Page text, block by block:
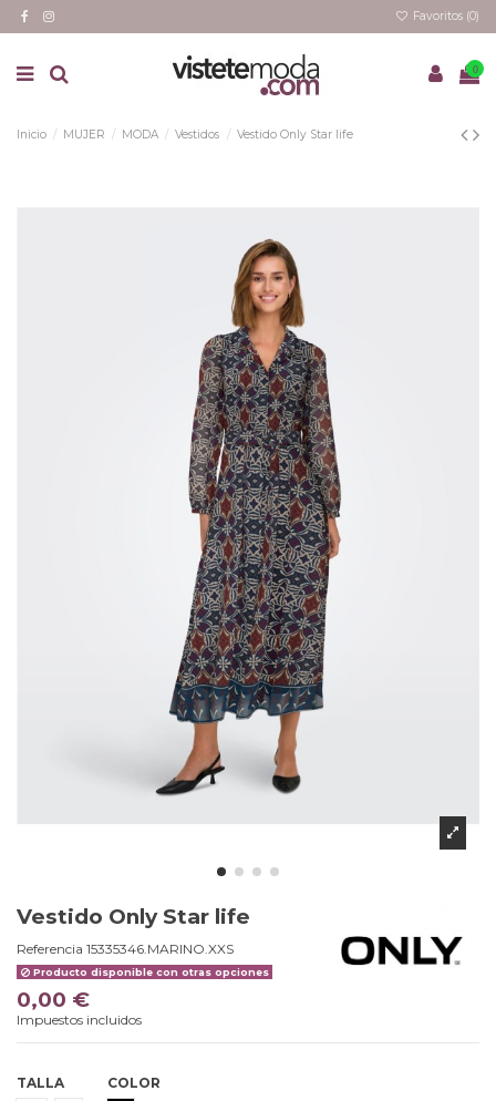
Favoritos (0)
0
Inicio MUJER MODA Vestidos Vestido Only Star life
Vestido Only Star life
Referencia 15335346.MARINO.XXS
Producto disponible con otras opciones
0,00 €
Impuestos incluidos
TALLA
COLOR